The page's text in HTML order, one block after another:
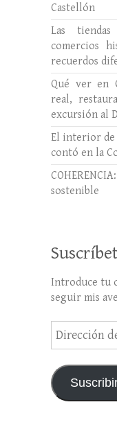
Castellón
Las
comercios
recuerdos
Qué ver en
real,
excursión al
El interior de
contó en la
sostenible
Introduce tu
seguir mis
Dirección
de